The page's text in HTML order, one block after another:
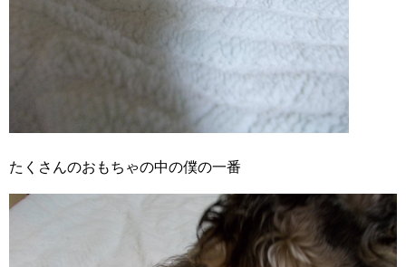
たくさんのおもちゃの中の僕の一番